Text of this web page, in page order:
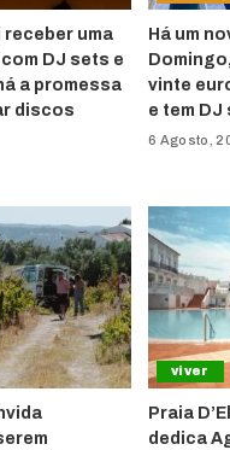
receber uma
DJ sets e
a promessa
discos
Há um
vinte
e tem DJ
6 Agosto,
viver
Praia
dedica